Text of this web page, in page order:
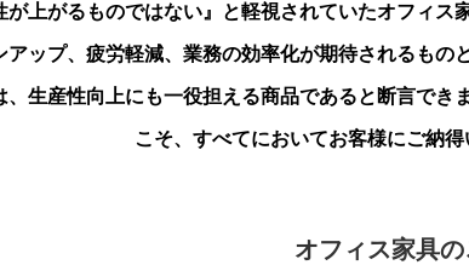
が上がるものではない』と軽視されていたオフィ
アップ、疲労軽減、業務の効率化が期待されるも
、生産性向上にも一役担える商品であると断言でき
こそ、すべてにおいてお客様にご納
オフィス家具